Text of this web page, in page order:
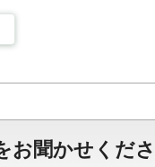
お聞かせくだ